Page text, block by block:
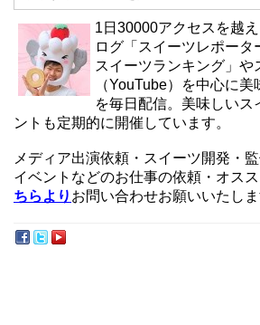
1日30000アクセスを越
ログ「スイーツレポータ
スイーツランキング」や
（YouTube）を中心に
を毎日配信。美味しいス
ントも定期的に開催しています。
メディア出演依頼・スイーツ開発・
イベントなどのお仕事の依頼・オス
ちらより お問い合わせお願いいたしま